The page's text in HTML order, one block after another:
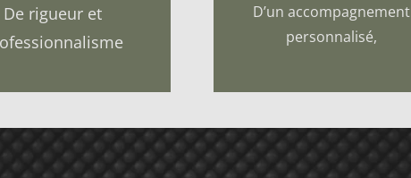
De rigueur et
D’un accompagnement
personnalisé,